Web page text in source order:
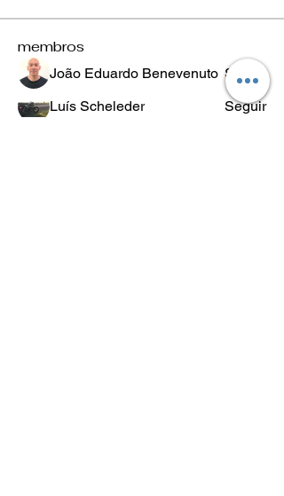
membros
João Eduardo Benevenuto Seguir
Luís Scheleder
Seguir